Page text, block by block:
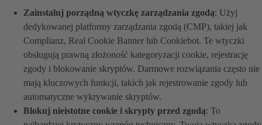
Zainstaluj porządną wtyczkę zarządzania zgodą: Użyj
dedykowanej platformy zarządzania zgodą (CMP), takiej jak
Complianz, Real Cookie Banner lub Cookiebot. Te wtyczki
obsługują prawną złożoność kategoryzacji cookie, rejestrację
zgody i blokowanie skryptów. Darmowe rozwiązania często nie
mają kluczowych funkcji, takich jak rejestrowanie zgody lub
automatyczne wykrywanie skryptów.
Blokuj nieistotne cookie i skrypty przed zgodą: To